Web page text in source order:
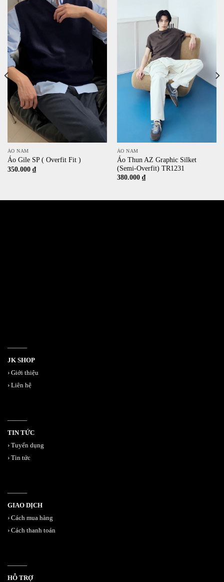
ÁO NAM
Áo Gile SP ( Overfit Fit )
350.000 ₫
ÁO NAM
Áo Thun AZ Graphic Silket
(Semi-Overfit) TR1231
380.000 ₫
———
JK SHOP
› Giới thiệu
› Liên hệ
———
TIN TỨC
› Tuyển dụng
› Tin tức
———
GIAO DỊCH
› Cách mua hàng
› Cách thanh toán
———
HỖ TRỢ